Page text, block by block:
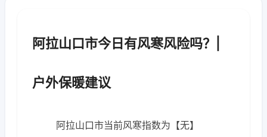
阿拉山口市今日有风寒风险吗？|
户外保暖建议
阿拉山口市当前风寒指数为【无】